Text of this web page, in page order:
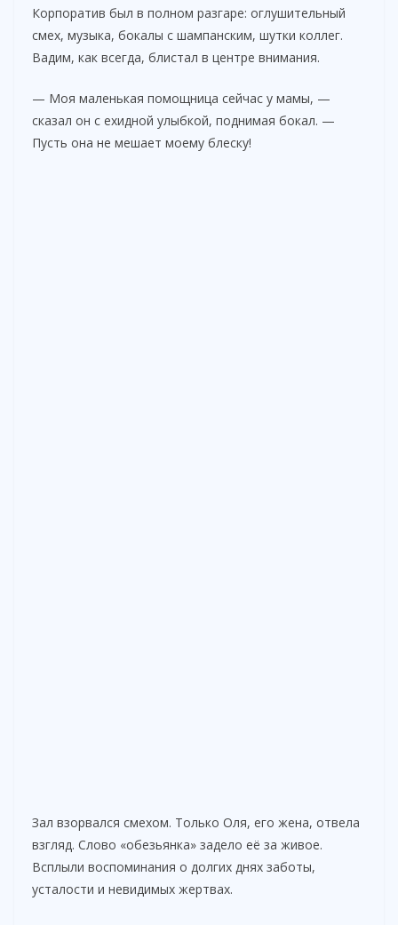
Корпоратив был в полном разгаре: оглушительный
смех, музыка, бокалы с шампанским, шутки коллег.
Вадим, как всегда, блистал в центре внимания.
— Моя маленькая помощница сейчас у мамы, —
сказал он с ехидной улыбкой, поднимая бокал. —
Пусть она не мешает моему блеску!
Зал взорвался смехом. Только Оля, его жена, отвела
взгляд. Слово «обезьянка» задело её за живое.
Всплыли воспоминания о долгих днях заботы,
усталости и невидимых жертвах.